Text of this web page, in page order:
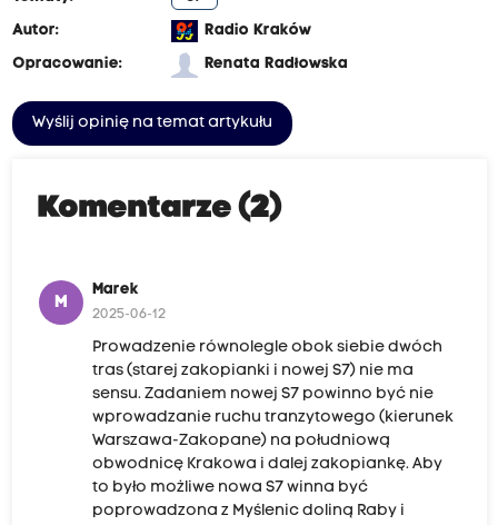
Autor:
Radio Kraków
Opracowanie:
Renata Radłowska
Wyślij opinię na temat artykułu
Komentarze (2)
M
Marek
2025-06-12
Prowadzenie równolegle obok siebie dwóch
tras (starej zakopianki i nowej S7) nie ma
sensu. Zadaniem nowej S7 powinno być nie
wprowadzanie ruchu tranzytowego (kierunek
Warszawa-Zakopane) na południową
obwodnicę Krakowa i dalej zakopiankę. Aby
to było możliwe nowa S7 winna być
poprowadzona z Myślenic doliną Raby i